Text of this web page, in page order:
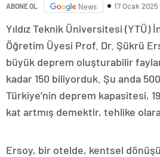
ABONE OL News 17 Ocak 2025
Yıldız Teknik Üniversitesi (YTÜ)
Öğretim Üyesi Prof. Dr. Şükrü
büyük deprem oluşturabilir fayları
kadar 150 biliyorduk. Şu anda
Türkiye’nin deprem kapasitesi,
kat artmış demektir, tehlike
Ersoy, bir otelde, kentsel